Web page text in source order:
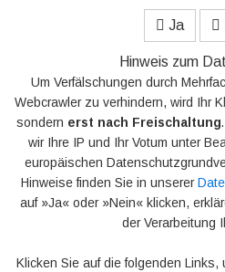
Ja
Hinweis zum
Um Verfälschungen durch
Webcrawler zu verhindern, wird Ihr
sondern erst nach Freischaltung
wir Ihre IP und Ihr Votum unter
europäischen
Hinweise finden Sie in unserer
auf »Ja« oder »Nein« klicken,
der Verarbeitung
Klicken Sie auf die folgenden Links,